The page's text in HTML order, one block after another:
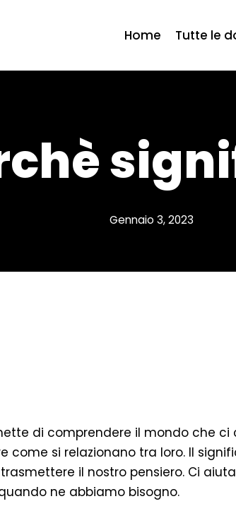
Home Tutte le
Gennaio 3, 2023
di comprendere il mondo che ci
come si relazionano tra loro. Il
il nostro pensiero. Ci
ne abbiamo bisogno.